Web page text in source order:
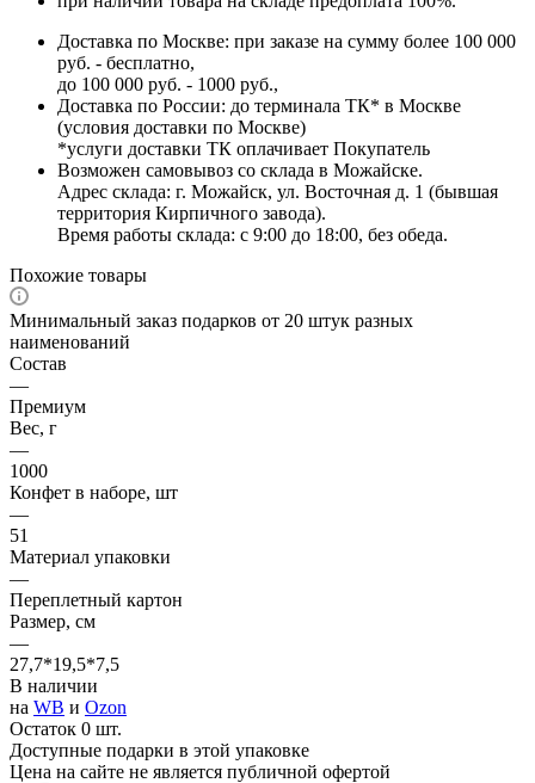
Доставка по Москве: при заказе на сумму более 100 000
руб. - бесплатно,
до 100 000 руб. - 1000 руб.,
Доставка по России: до терминала ТК* в Москве
(условия доставки по Москве)
*услуги доставки ТК оплачивает Покупатель
Возможен самовывоз со склада в Можайске.
Адрес склада: г. Можайск, ул. Восточная д. 1 (бывшая
территория Кирпичного завода).
Время работы склада: с 9:00 до 18:00, без обеда.
Похожие товары
Минимальный заказ подарков от 20 штук разных
наименований
Состав
—
Премиум
Вес, г
—
1000
Конфет в наборе, шт
—
51
Материал упаковки
—
Переплетный картон
Размер, см
—
27,7*19,5*7,5
В наличии
на WB и Ozon
Остаток 0 шт.
Доступные подарки в этой упаковке
Цена на сайте не является публичной офертой